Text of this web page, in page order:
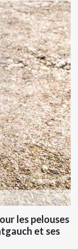
les pelouses
et ses